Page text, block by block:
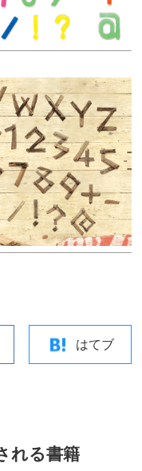
はてブ
れる書籍